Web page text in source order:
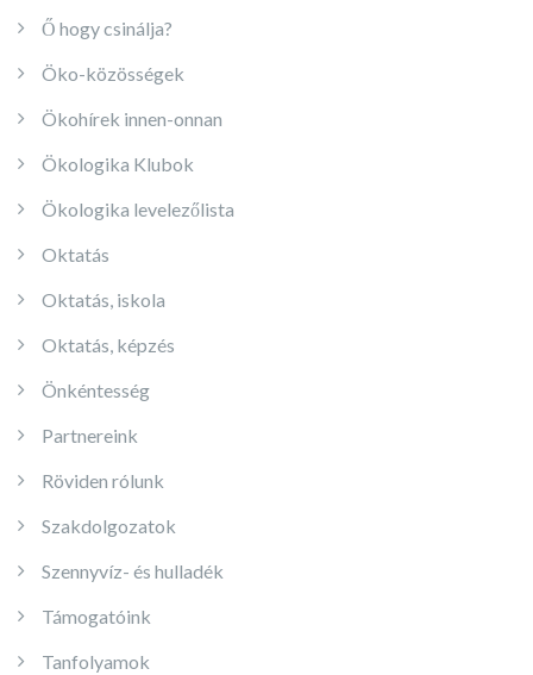
Ő hogy csinálja?
Öko-közösségek
Ökohírek innen-onnan
Ökologika Klubok
Ökologika levelezőlista
Oktatás
Oktatás, iskola
Oktatás, képzés
Önkéntesség
Partnereink
Röviden rólunk
Szakdolgozatok
Szennyvíz- és hulladék
Támogatóink
Tanfolyamok